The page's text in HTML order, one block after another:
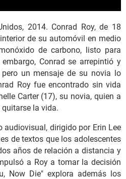
2014. Conrad Roy, de 18
de su automóvil en medio
de carbono, listo para
Conrad se arrepintió y
un mensaje de su novia lo
Roy fue encontrado sin vida
Carter (17), su novia, quien a
la vida.
audiovisual, dirigido por Erin Lee
de textos que los adolescentes
años de relación a distancia y
a Roy a tomar la decisión
Now Die" explora además los